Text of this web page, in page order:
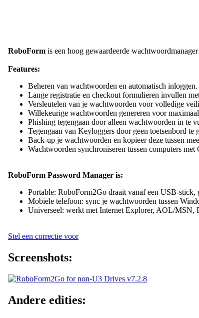
RoboForm is een hoog gewaardeerde
Features:
Beheren van wachtwoorden en automatisch inloggen.
Lange registratie en checkout formulieren invullen
Versleutelen van je wachtwoorden voor volledige
Willekeurige wachtwoorden genereren voor
Phishing tegengaan door alleen wachtwoorden in te
Tegengaan van Keyloggers door geen toetsenbord
Back-up je wachtwoorden en kopieer deze tussen
Wachtwoorden synchroniseren tussen computers met
RoboForm Password Manager is:
Portable: RoboForm2Go draait vanaf een USB-stick,
Mobiele telefoon: sync je wachtwoorden tussen
Universeel: werkt met Internet Explorer, AOL/MSN,
Stel een correctie voor
Screenshots:
Andere edities: